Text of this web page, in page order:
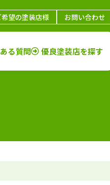
望の塗装店様 お問い合わせ
る質問 優良塗装店を探す
大分県
施工例
塗装店
熊本県
施工例
塗装店